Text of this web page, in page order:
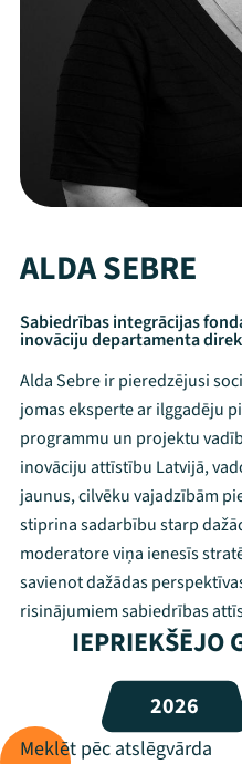
ALDA SEBRE
Sabiedrības integrācijas
inovāciju departamenta
Alda Sebre ir pieredzējusi
jomas eksperte ar ilggadēju
programmu un projektu
inovāciju attīstību Latvijā,
jaunus, cilvēku vajadzībām
stiprina sadarbību starp
moderatore viņa ienesīs
savienot dažādas
risinājumiem sabiedrības
IEPRIEKŠĒJO
2026